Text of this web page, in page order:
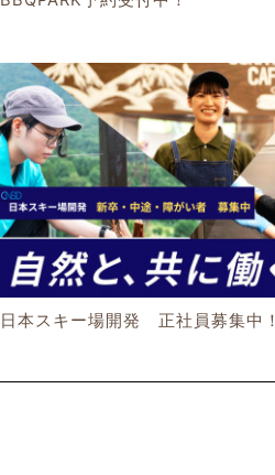
日本スキー場開発 正社員募集中！